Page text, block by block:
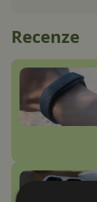
Recenze